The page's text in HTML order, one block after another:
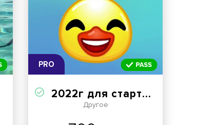
PRO
2022г для старта channel
Другое